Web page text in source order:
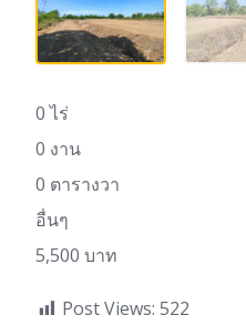
0 ไร่
0 งาน
0 ตารางวา
อื่นๆ
5,500 บาท
Post Views: 522